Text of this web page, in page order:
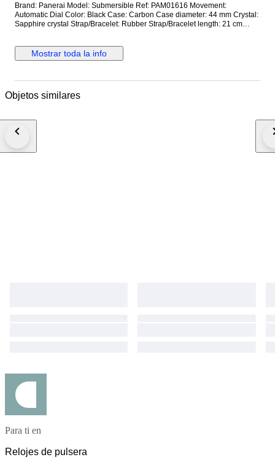
Brand: Panerai Model: Submersible Ref: PAM01616 Movement:
Automatic Dial Color: Black Case: Carbon Case diameter: 44 mm Crystal:
Sapphire crystal Strap/Bracelet: Rubber Strap/Bracelet length: 21 cm
**Optional shipping from Europe(EU) is available. Please contact seller
for details.
Mostrar toda la info
Objetos similares
Para ti en
Relojes de pulsera